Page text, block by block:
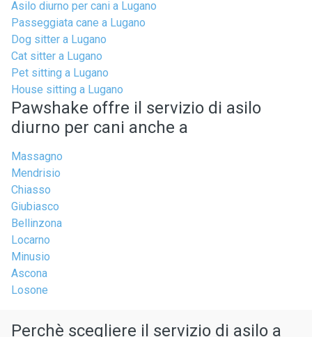
Asilo diurno per cani a Lugano
Passeggiata cane a Lugano
Dog sitter a Lugano
Cat sitter a Lugano
Pet sitting a Lugano
House sitting a Lugano
Pawshake offre il servizio di asilo
diurno per cani anche a
Massagno
Mendrisio
Chiasso
Giubiasco
Bellinzona
Locarno
Minusio
Ascona
Losone
Perchè scegliere il servizio di asilo a